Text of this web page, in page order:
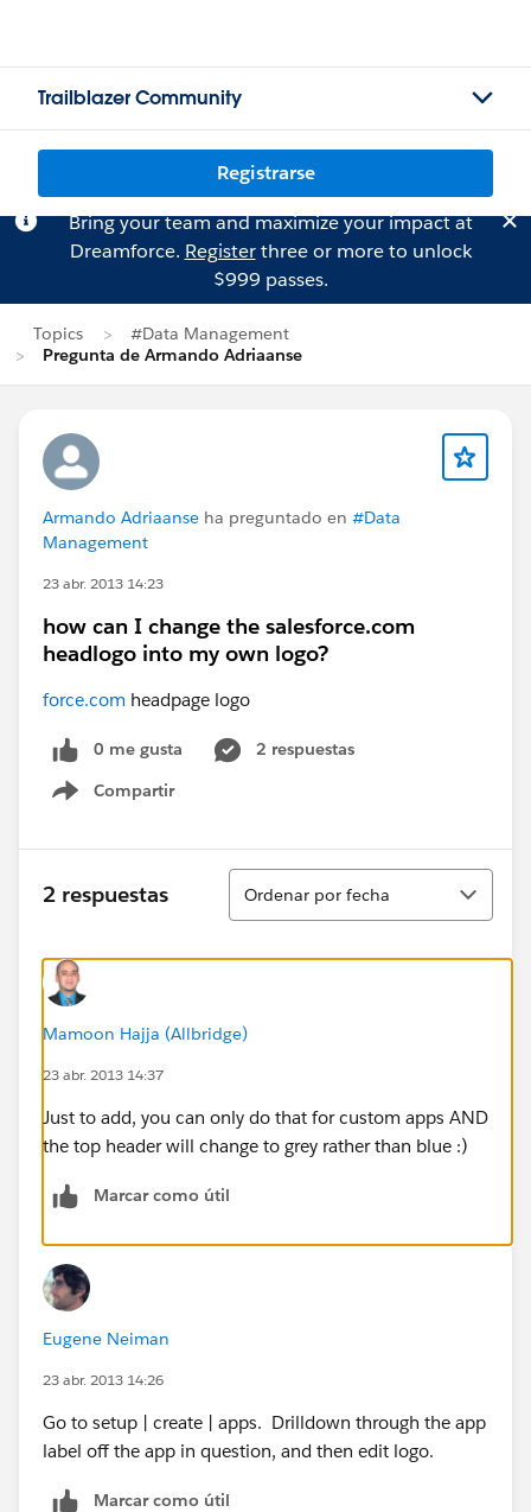
Trailblazer Community
Registrarse
Bring your team and maximize your impact at
Dreamforce. Registerthree or more to unlock
$999 passes.
Topics
#Data Management
Pregunta de Armando Adriaanse
Armando Adriaanse ha preguntado en #Data
Management
23 abr. 2013 14:23
how can I change the salesforce.com
headlogo into my own logo?
force.com headpage logo
0 me gusta
2 respuestas
Compartir
Show menu
2 respuestas
Ordenar
Ordenar por fecha
Mamoon Hajja (Allbridge)
23 abr. 2013 14:37
Just to add, you can only do that for custom apps AND
the top header will change to grey rather than blue :)
Marcar como útil
Eugene Neiman
23 abr. 2013 14:26
Go to setup | create | apps. Drilldown through the app
label off the app in question, and then edit logo.
Marcar como útil